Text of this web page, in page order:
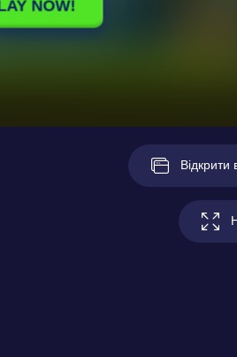
Відкрити